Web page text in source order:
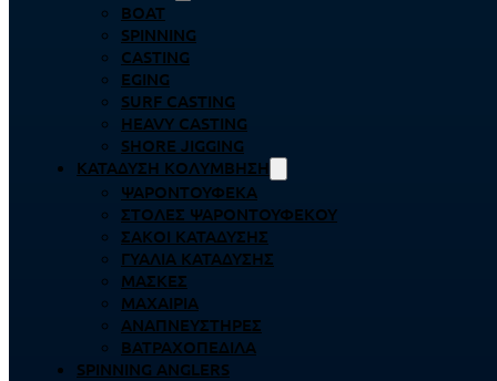
BOAT
SPINNING
CASTING
EGING
SURF CASTING
HEAVY CASTING
SHORE JIGGING
ΚΑΤΆΔΥΣΗ ΚΟΛΎΜΒΗΣΗ
ΨΑΡΟΝΤΟΎΦΕΚΑ
ΣΤΟΛΈΣ ΨΑΡΟΝΤΟΎΦΕΚΟΥ
ΣΆΚΟΙ ΚΑΤΆΔΥΣΗΣ
ΓΥΑΛΙΆ ΚΑΤΆΔΥΣΗΣ
ΜΆΣΚΕΣ
ΜΑΧΑΊΡΙΑ
ΑΝΑΠΝΕΥΣΤΉΡΕΣ
ΒΑΤΡΑΧΟΠΈΔΙΛΑ
SPINNING ANGLERS